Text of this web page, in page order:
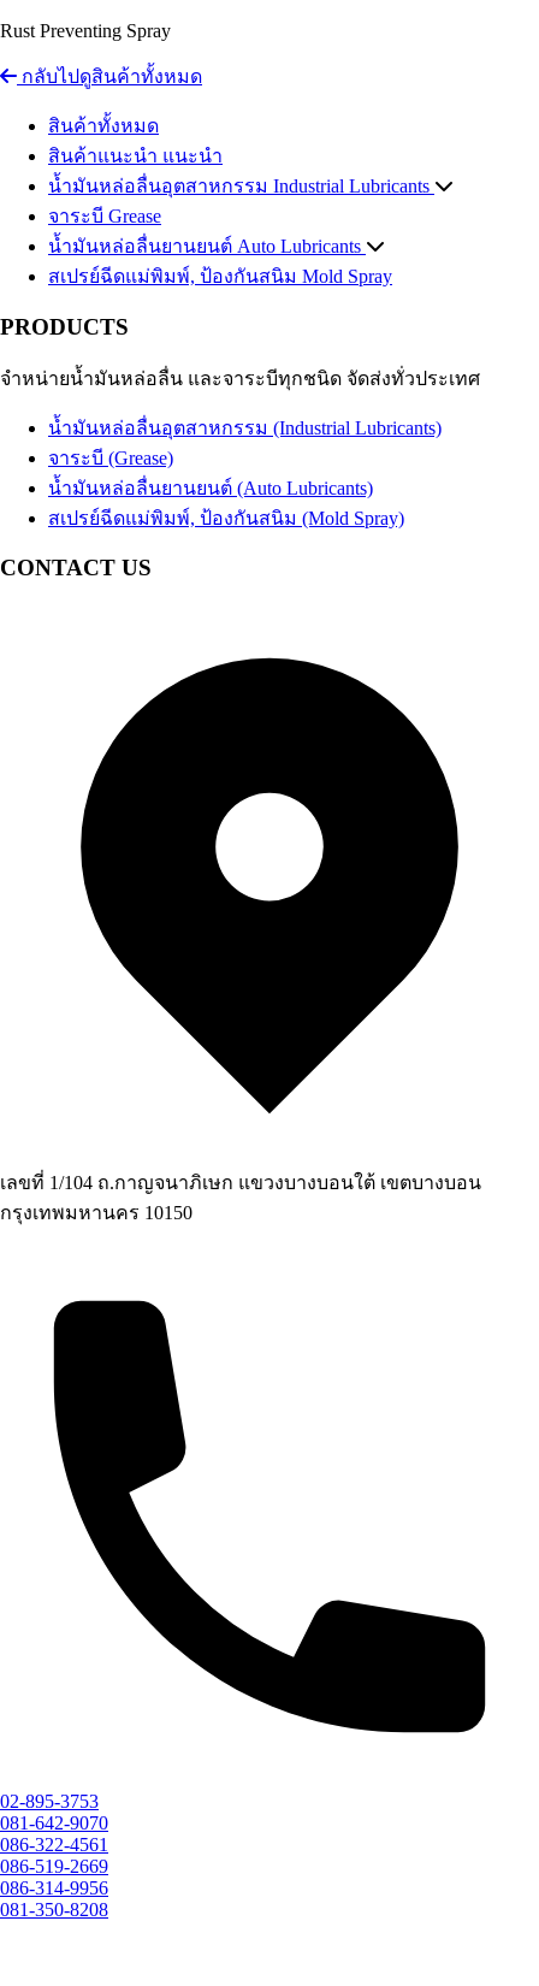
Rust Preventing Spray
กลับไปดูสินค้าทั้งหมด
สินค้าทั้งหมด
สินค้าแนะนำ แนะนำ
น้ำมันหล่อลื่นอุตสาหกรรม Industrial Lubricants
น้ำมันไฮดรอลิค
น้ำมันถ่ายเทความร้อนHeat Transfer Oil
น้ำมันเกียร์อุตสาหกรรม Industrial Gear Oil
น้ำมันสไลด์เวย์
น้ำมัน EDM
น้ำมันสปาร์ค
Turbine Oil
น้ำมันปั๊มลมAir Compressor Oil
น้ำมันหม้อแปลงไฟฟ้า
น้ำมันห้องเย็นRefrigeration Oil
น้ำมันกันสนิม
จาระบี Grease
น้ำมันหล่อลื่นยานยนต์ Auto Lubricants
น้ำมันเครื่องเบนซินGasoline Engine Oil
น้ำมันเกียร์และน้ำมันเฟืองท้าย
น้ำมันเบรก
Brake Fluid
Coolant น้ำยาหม้อน้ำรถยนต์ น้ำยาหล่อเย็นสำเร็จรูป
อื่นๆ Others
สเปรย์ฉีดแม่พิมพ์, ป้องกันสนิม Mold Spray
PRODUCTS
จำหน่ายน้ำมันหล่อลื่น และจาระบีทุกชนิด จัดส่งทั่วประเทศ
น้ำมันหล่อลื่นอุตสาหกรรม (Industrial Lubricants)
จาระบี (Grease)
น้ำมันหล่อลื่นยานยนต์ (Auto Lubricants)
สเปรย์ฉีดแม่พิมพ์, ป้องกันสนิม (Mold Spray)
CONTACT US
เลขที่ 1/104 ถ.กาญจนาภิเษก แขวงบางบอนใต้ เขตบางบอน
กรุงเทพมหานคร 10150
02-895-3753
081-642-9070
086-322-4561
086-519-2669
086-314-9956
081-350-8208